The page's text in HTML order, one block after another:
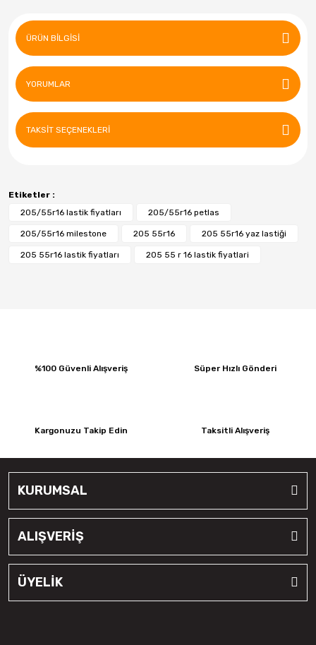
ÜRÜN BILGISI
YORUMLAR
TAKSIT SEÇENEKLERI
Etiketler :
205/55r16 lastik fiyatları
205/55r16 petlas
205/55r16 milestone 205 55r16 205 55r16 yaz lastiği
205 55r16 lastik fiyatları 205 55 r 16 lastik fiyatlari
%100 Güvenli Alışveriş Süper Hızlı Gönderi
Kargonuzu Takip Edin Taksitli Alışveriş
KURUMSAL
ALIŞVERİŞ
ÜYELİK